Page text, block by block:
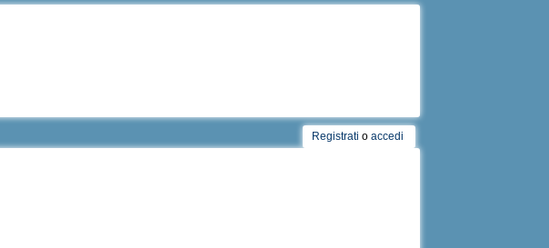
Registrati o accedi